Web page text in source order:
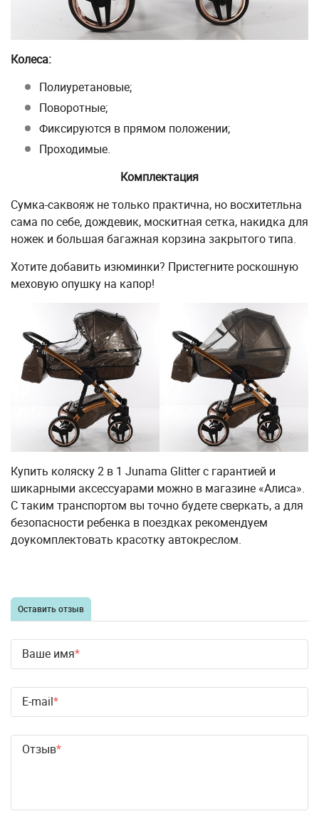
Колеса:
Полиуретановые;
Поворотные;
Фиксируются в прямом положении;
Проходимые.
Комплектация
Сумка-саквояж не только практична, но восхитетльна
сама по себе, дождевик, москитная сетка, накидка для
ножек и большая багажная корзина закрытого типа.
Хотите добавить изюминки? Пристегните роскошную
меховую опушку на капор!
Купить коляску 2 в 1 Junama Glitter с гарантией и
шикарными аксессуарами можно в магазине «Алиса».
С таким транспортом вы точно будете сверкать, а для
безопасности ребенка в поездках рекомендуем
доукомплектовать красотку автокреслом.
Оставить отзыв
Ваше имя
E-mail
Отзыв